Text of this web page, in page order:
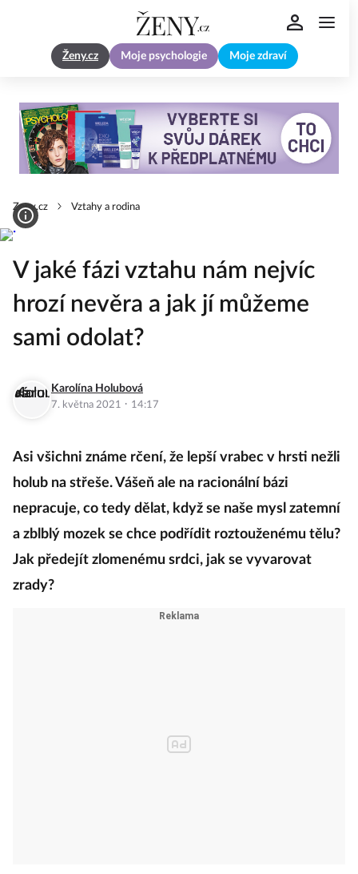
Ženy.cz Moje psychologie Moje zdraví
Zeny.cz Vztahy a rodina
V jaké fázi vztahu nám nejvíc
hrozí nevěra a jak jí můžeme
sami odolat?
Karolína Holubová
7. května 2021 · 14:17
Asi všichni známe rčení, že lepší vrabec v hrsti nežli
holub na střeše. Vášeň ale na racionální bázi
nepracuje, co tedy dělat, když se naše mysl zatemní
a zblblý mozek se chce podřídit roztouženému tělu?
Jak předejít zlomenému srdci, jak se vyvarovat
zrady?